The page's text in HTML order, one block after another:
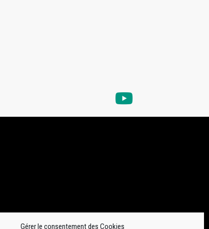
Gérer le consentement des Cookies